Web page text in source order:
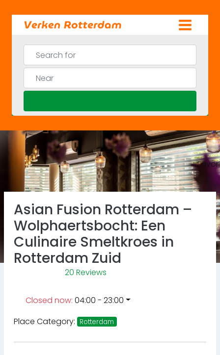
content
Search for
Near
Previous
Asian Fusion Rotterdam –
Wolphaertsbocht: Een
Culinaire Smeltkroes in
Rotterdam Zuid
20 Reviews
Closed now: 04:00 - 23:00
Place Category: Rotterdam